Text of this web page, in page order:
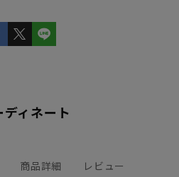
ィネート
商品詳細 レビュー